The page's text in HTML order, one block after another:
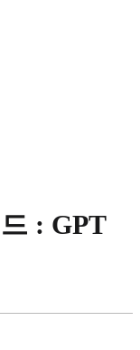
: GPT